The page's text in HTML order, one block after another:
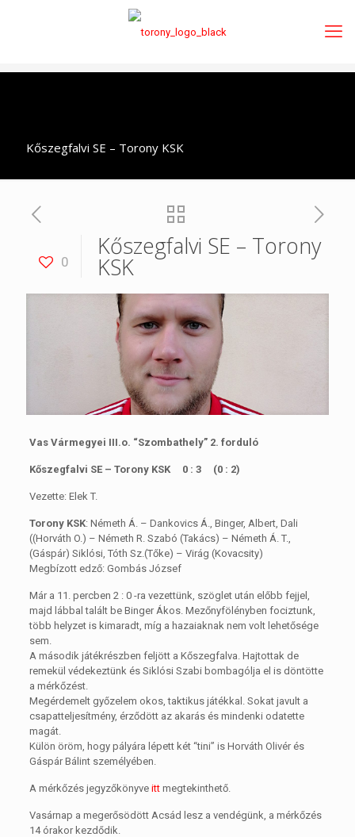
Kőszegfalvi SE – Torony KSK
0
Kőszegfalvi SE – Torony
KSK
Vas Vármegyei III.o. “Szombathely” 2. forduló
Kőszegfalvi SE – Torony KSK 0 : 3 (0 : 2)
Vezette: Elek T.
Torony KSK: Németh Á. – Dankovics Á., Binger, Albert, Dali
((Horváth O.) – Németh R. Szabó (Takács) – Németh Á. T.,
(Gáspár) Siklósi, Tóth Sz.(Tőke) – Virág (Kovacsity)
Megbízott edző: Gombás József
Már a 11. percben 2 : 0 -ra vezettünk, szöglet után előbb fejjel,
majd lábbal talált be Binger Ákos. Mezőnyfölényben fociztunk,
több helyzet is kimaradt, míg a hazaiaknak nem volt lehetősége
sem.
A második játékrészben feljött a Kőszegfalva. Hajtottak de
remekül védekeztünk és Siklósi Szabi bombagólja el is döntötte
a mérkőzést.
Megérdemelt győzelem okos, taktikus játékkal. Sokat javult a
csapatteljesítmény, érződött az akarás és mindenki odatette
magát.
Külön öröm, hogy pályára lépett két “tini” is Horváth Olivér és
Gáspár Bálint személyében.
A mérkőzés jegyzőkönyve ittmegtekinthető.
Vasárnap a megerősödött Acsád lesz a vendégünk, a mérkőzés
14 órakor kezdődik.